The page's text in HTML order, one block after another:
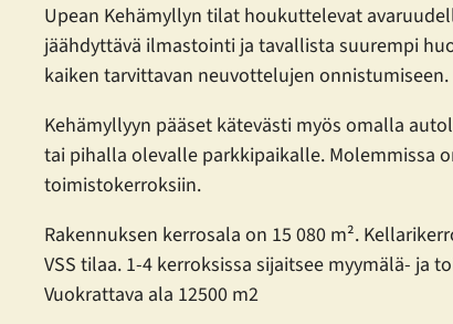
Upean Kehämyllyn tilat houkuttelevat
jäähdyttävä ilmastointi ja tavallista suurempi
kaiken tarvittavan neuvottelujen onnistumiseen.
Kehämyllyyn pääset kätevästi myös omalla
tai pihalla olevalle parkkipaikalle. Molemmissa
toimistokerroksiin.
Rakennuksen kerrosala on 15 080 m².
VSS tilaa. 1-4 kerroksissa sijaitsee myymälä- ja
Vuokrattava ala 12500 m2